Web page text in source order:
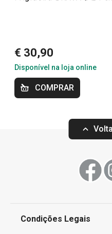
Portes grátis
ø 24 cm, 2 pegas
Disponível na loja online
€ 30,90
Disponível na loja online
COMPRAR
Condições Legais